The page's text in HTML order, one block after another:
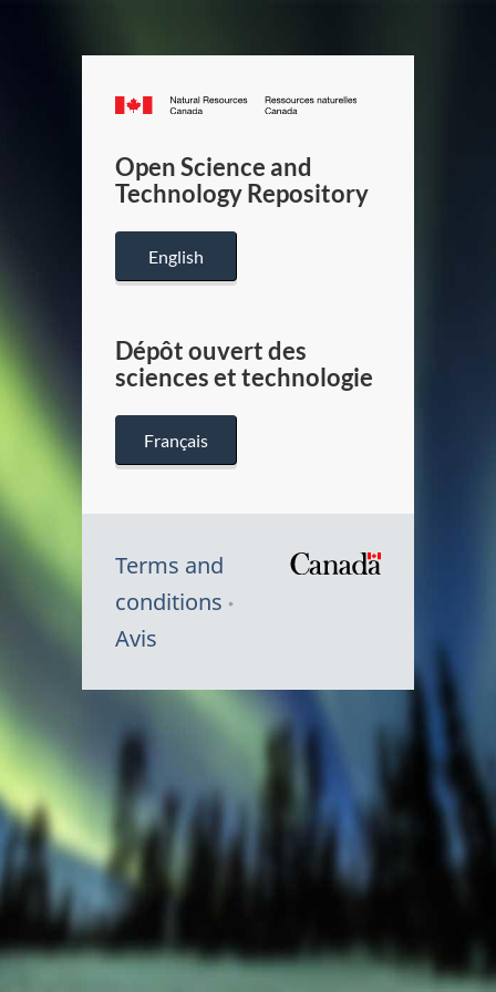
Canada.ca
/
Canada
Open Science and
Technology Repository
English
Dépôt ouvert des
sciences et technologie
Français
Terms and
conditions
Avis
Canada